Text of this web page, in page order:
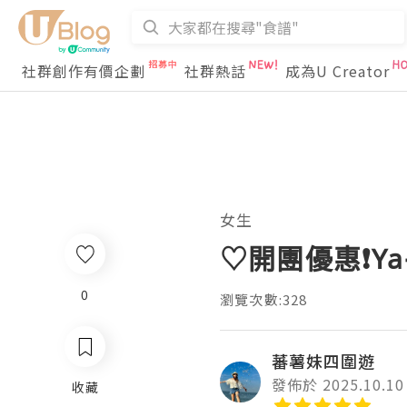
社群創作有價企劃 社群熱話 成為U Creator
0
收藏
女生
♡開團優惠
瀏覽次數:328
蕃薯妹四圍遊
發佈於 2025.10.10